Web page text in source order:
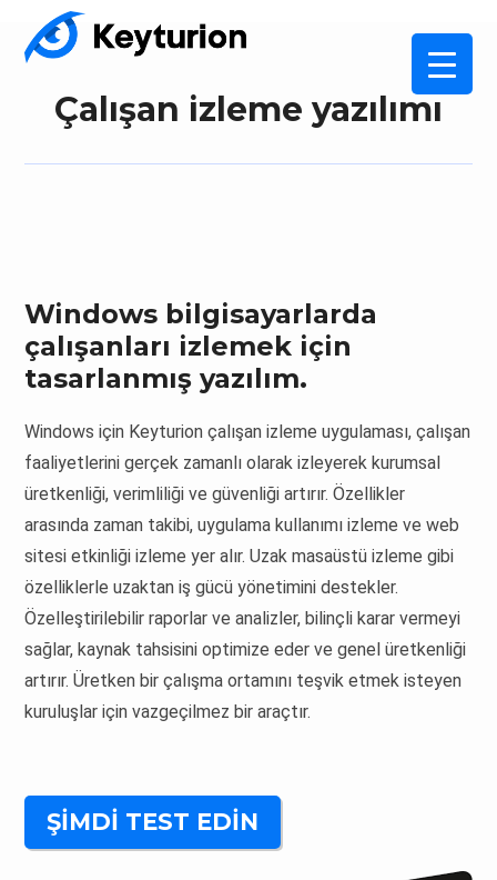
Çalışan izleme yazılımı
Windows bilgisayarlarda
çalışanları izlemek için
tasarlanmış yazılım.
Windows için Keyturion çalışan izleme uygulaması, çalışan
faaliyetlerini gerçek zamanlı olarak izleyerek kurumsal
üretkenliği, verimliliği ve güvenliği artırır. Özellikler
arasında zaman takibi, uygulama kullanımı izleme ve web
sitesi etkinliği izleme yer alır. Uzak masaüstü izleme gibi
özelliklerle uzaktan iş gücü yönetimini destekler.
Özelleştirilebilir raporlar ve analizler, bilinçli karar vermeyi
sağlar, kaynak tahsisini optimize eder ve genel üretkenliği
artırır. Üretken bir çalışma ortamını teşvik etmek isteyen
kuruluşlar için vazgeçilmez bir araçtır.
ŞIMDI TEST EDIN